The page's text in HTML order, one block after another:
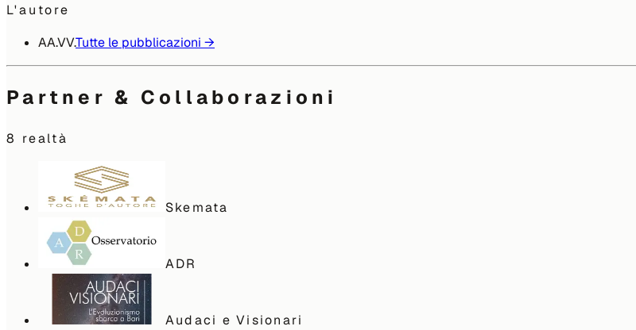
L'autore
AA.VV.Tutte le pubblicazioni →
Partner & Collaborazioni
8 realtà
Skemata
ADR
Audaci e Visionari